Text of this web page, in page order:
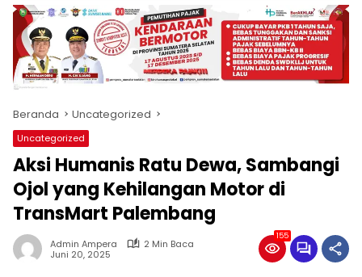
produk
antara
lain
mampu
menjadi
komunikasi
usaha
(beriklan),
fokus
pada
pemberitaan
nasional
maupun
international,
Beranda Uncategorized
Uncategorized
Aksi Humanis Ratu Dewa, Sambangi
Ojol yang Kehilangan Motor di
TransMart Palembang
Admin Ampera
2 Min Baca
Juni 20, 2025
155